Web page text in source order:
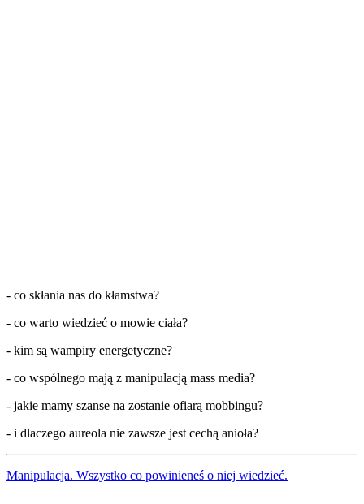
- co skłania nas do kłamstwa?
- co warto wiedzieć o mowie ciała?
- kim są wampiry energetyczne?
- co wspólnego mają z manipulacją mass media?
- jakie mamy szanse na zostanie ofiarą mobbingu?
- i dlaczego aureola nie zawsze jest cechą anioła?
Manipulacja. Wszystko co powinieneś o niej wiedzieć.